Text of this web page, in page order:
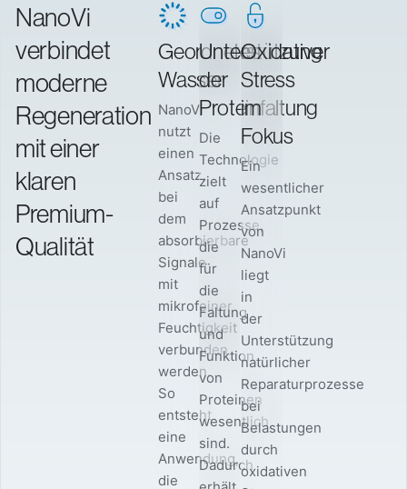
NanoVi
verbindet
moderne
Regeneration
mit einer
klaren
Premium-
Qualität
Geordnetes
Wasser
NanoVi
nutzt
einen
Ansatz,
bei
dem
absorbierbare
Signale
mit
mikrofeiner
Feuchtigkeit
verbunden
werden.
So
entsteht
eine
Anwendung,
die
Unterstützung
der
Proteinfaltung
Die
Technologie
zielt
auf
Prozesse,
die
für
die
Faltung
und
Funktion
von
Proteinen
wesentlich
sind.
Dadurch
Oxidativer
Stress
im
Fokus
Ein
wesentlicher
Ansatzpunkt
von
NanoVi
liegt
in
der
Unterstützung
natürlicher
Reparaturprozesse
bei
Belastungen
durch
oxidativen